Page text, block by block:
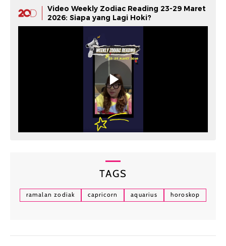
Video Weekly Zodiac Reading 23-29 Maret
2026: Siapa yang Lagi Hoki?
TAGS
ramalan zodiak capricorn aquarius horoskop